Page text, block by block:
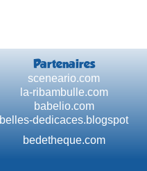
Partenaires
sceneario.com
la-ribambulle.com
babelio.com
belles-dedicaces.blogspot
bedetheque.com